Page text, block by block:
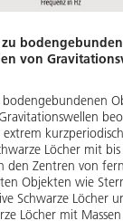
von
extrem
Löcher mit
den Zentren von
Objekten wie
Schwarze Löcher
Löcher mit